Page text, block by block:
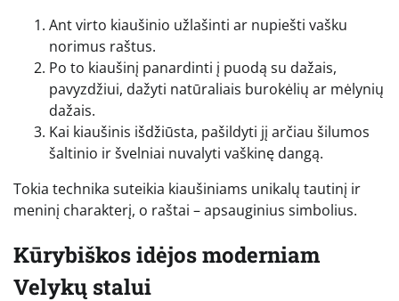
Ant virto kiaušinio užlašinti ar nupiešti vašku
norimus raštus.
Po to kiaušinį panardinti į puodą su dažais,
pavyzdžiui, dažyti natūraliais burokėlių ar mėlynių
dažais.
Kai kiaušinis išdžiūsta, pašildyti jį arčiau šilumos
šaltinio ir švelniai nuvalyti vaškinę dangą.
Tokia technika suteikia kiaušiniams unikalų tautinį ir
meninį charakterį, o raštai – apsauginius simbolius.
Kūrybiškos idėjos moderniam
Velykų stalui